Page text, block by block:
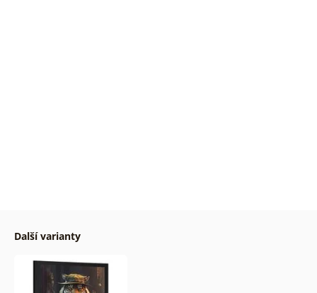
Další varianty